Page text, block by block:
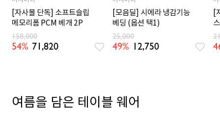
[자사몰 단독] 소프트슬립
메모리폼 PCM 베개 2P
158,000
54% 71,820
[모음딜] 시에라 냉감기능
베딩 (옵션 택1)
25,000
49% 12,750
[
여름을 담은 테이블 웨어